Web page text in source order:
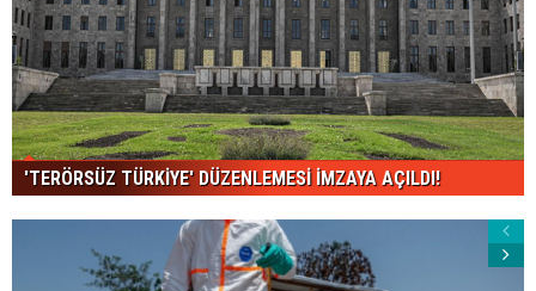
'TERÖRSÜZ TÜRKİYE' DÜZENLEMESİ İMZAYA AÇILDI!